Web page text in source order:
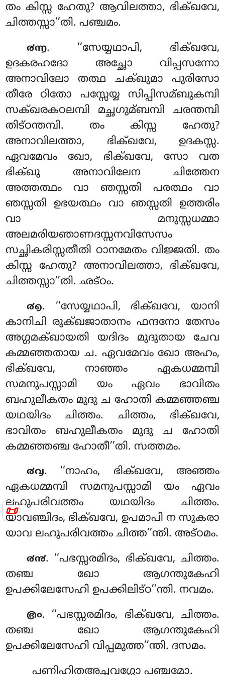
📜
തം കിസ്സ ഹേതു? ആവിലത്താ, ഭിക്ഖവേ,
ചിത്തസ്സാ’’തി. പഞ്ചമം.
൪൬. ‘‘സേയ്യഥാപി, ഭിക്ഖവേ,
ഉദകരഹദോ അച്ഛോ വിപ്പസന്നോ
അനാവിലോ തത്ഥ ചക്ഖുമാ പുരിസോ
തീരേ ഠിതോ പസ്സേയ്യ സിപ്പിസമ്ബുകമ്പി
സക്ഖരകഠലമ്പി മച്ഛഗുമ്ബമ്പി ചരന്തമ്പി
തിട്ഠന്തമ്പി. തം കിസ്സ ഹേതു?
അനാവിലത്താ, ഭിക്ഖവേ, ഉദകസ്സ.
ഏവമേവം ഖോ, ഭിക്ഖവേ, സോ വത
ഭിക്ഖു അനാവിലേന ചിത്തേന
അത്തത്ഥം വാ ഞസ്സതി പരത്ഥം വാ
ഞസ്സതി ഉഭയത്ഥം വാ ഞസ്സതി ഉത്തരിം
വാ മനുസ്സധമ്മാ
അലമരിയഞാണദസ്സനവിസേസം
സച്ഛികരിസ്സതീതി ഠാനമേതം വിജ്ജതി. തം
കിസ്സ ഹേതു? അനാവിലത്താ, ഭിക്ഖവേ,
ചിത്തസ്സാ’’തി. ഛട്ഠം.
൪൭. ‘‘സേയ്യഥാപി, ഭിക്ഖവേ, യാനി
കാനിചി രുക്ഖജാതാനം ഫന്ദനോ തേസം
അഗ്ഗമക്ഖായതി യദിദം മുദുതായ ചേവ
കമ്മഞ്ഞതായ ച. ഏവമേവം ഖോ അഹം,
ഭിക്ഖവേ, നാഞ്ഞം ഏകധമ്മമ്പി
സമനുപസ്സാമി യം ഏവം ഭാവിതം
ബഹുലീകതം മുദു ച ഹോതി കമ്മഞ്ഞഞ്ച
യഥയിദം ചിത്തം. ചിത്തം, ഭിക്ഖവേ,
ഭാവിതം ബഹുലീകതം മുദു ച ഹോതി
കമ്മഞ്ഞഞ്ച ഹോതീ’’തി. സത്തമം.
൪൮. ‘‘നാഹം, ഭിക്ഖവേ, അഞ്ഞം
ഏകധമ്മമ്പി സമനുപസ്സാമി യം ഏവം
ലഹുപരിവത്തം യഥയിദം ചിത്തം.
യാവഞ്ചിദം, ഭിക്ഖവേ, ഉപമാപി ന സുകരാ
യാവ ലഹുപരിവത്തം ചിത്ത’’ന്തി. അട്ഠമം.
൪൯. ‘‘പഭസ്സരമിദം, ഭിക്ഖവേ, ചിത്തം.
തഞ്ച ഖോ ആഗന്തുകേഹി
ഉപക്കിലേസേഹി ഉപക്കിലിട്ഠ’’ന്തി. നവമം.
൫൦. ‘‘പഭസ്സരമിദം, ഭിക്ഖവേ, ചിത്തം.
തഞ്ച ഖോ ആഗന്തുകേഹി
ഉപക്കിലേസേഹി വിപ്പമുത്ത’’ന്തി. ദസമം.
പണിഹിതഅച്ഛവഗ്ഗോ പഞ്ചമോ.